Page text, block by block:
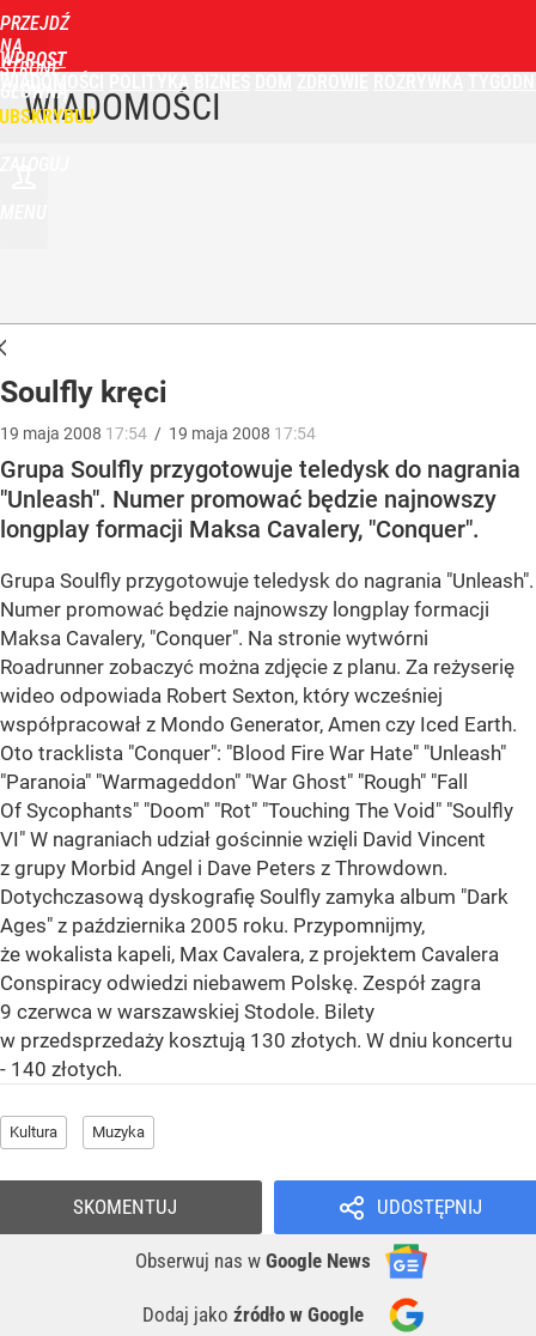
PRZEJDŹ
NA
STRONĘ
GŁÓWNĄ
WPROST
POLITYKA
WIADOMOŚCI
Soulfly kręci
19 maja 2008 17:54 / 19 maja 2008 17:54
Grupa Soulfly przygotowuje teledysk do nagrania
"Unleash". Numer promować będzie najnowszy
longplay formacji Maksa Cavalery, "Conquer".
Grupa Soulfly przygotowuje teledysk do nagrania "Unleash".
Numer promować będzie najnowszy longplay formacji
Maksa Cavalery, "Conquer". Na stronie wytwórni
Roadrunner zobaczyć można zdjęcie z planu. Za reżyserię
wideo odpowiada Robert Sexton, który wcześniej
współpracował z Mondo Generator, Amen czy Iced Earth.
Oto tracklista "Conquer": "Blood Fire War Hate" "Unleash"
"Paranoia" "Warmageddon" "War Ghost" "Rough" "Fall
Of Sycophants" "Doom" "Rot" "Touching The Void" "Soulfly
VI" W nagraniach udział gościnnie wzięli David Vincent
z grupy Morbid Angel i Dave Peters z Throwdown.
Dotychczasową dyskografię Soulfly zamyka album "Dark
Ages" z października 2005 roku. Przypomnijmy,
że wokalista kapeli, Max Cavalera, z projektem Cavalera
Conspiracy odwiedzi niebawem Polskę. Zespół zagra
9 czerwca w warszawskiej Stodole. Bilety
w przedsprzedaży kosztują 130 złotych. W dniu koncertu
- 140 złotych.
Kultura Muzyka
UDOSTĘPNIJ
Obserwuj nas w Google News
Dodaj jako źródło w Google
SKOMENTUJ